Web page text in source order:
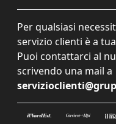
Per qualsiasi
servizio clienti è a
Puoi contattarci al
scrivendo una mail a